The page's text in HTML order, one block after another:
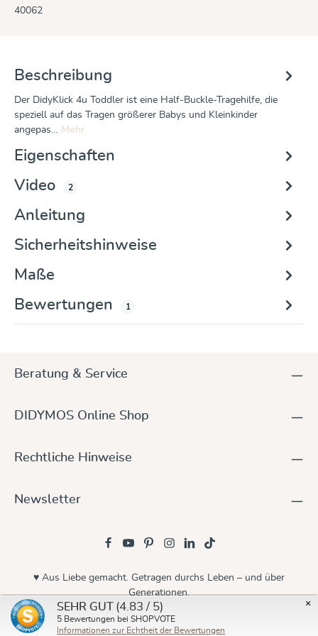
40062
Beschreibung
Der DidyKlick 4u Toddler ist eine Half-Buckle-Tragehilfe, die
speziell auf das Tragen größerer Babys und Kleinkinder
angepas… Mehr
Eigenschaften
Video
2
Anleitung
Sicherheitshinweise
Maße
Bewertungen
1
Beratung & Service
DIDYMOS Online Shop
Rechtliche Hinweise
Newsletter
© 2026 Didymos
♥ Aus Liebe gemacht. Getragen durchs Leben – und über
Generationen.
×
SEHR GUT (4.83 / 5)
5 Bewertungen bei SHOPVOTE
Informationen zur Echtheit der Bewertungen